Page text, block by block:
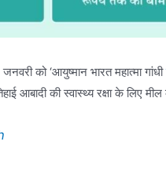
को ‘आयुष्मान भारत महात्मा गांधी
आबादी की स्वास्थ्य रक्षा के लिए मील